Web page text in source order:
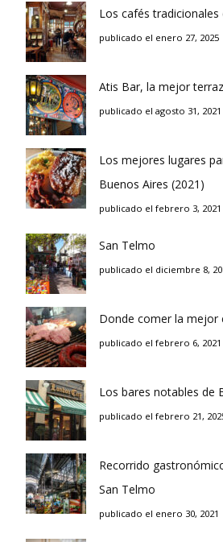
Los cafés tradicionales
publicado el enero 27, 2025
Atis Bar, la mejor
publicado el agosto 31, 2021
Los mejores lugares
Buenos Aires (2021)
publicado el febrero 3, 2021
San Telmo
publicado el diciembre 8,
Donde comer la mejor
publicado el febrero 6, 2021
Los bares notables de
publicado el febrero 21,
Recorrido
San Telmo
publicado el enero 30, 2021